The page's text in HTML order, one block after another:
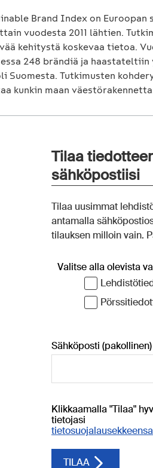
Brand Index on
vuodesta 2011 lähtien.
kehitystä koskevaa tietoa.
248 brändiä ja
Suomesta. Tutkimusten
kunkin maan